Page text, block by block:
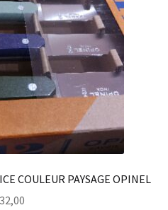
COULEUR PAYSAGE OPINEL
32,00